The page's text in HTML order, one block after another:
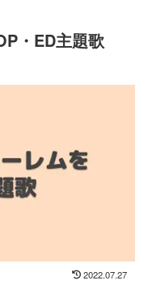
・ED主題歌
2022.07.27